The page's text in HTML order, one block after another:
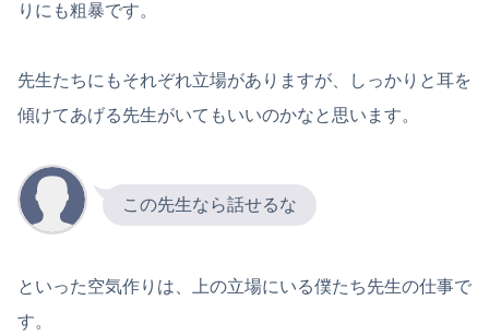
りにも粗暴です。
先生たちにもそれぞれ立場がありますが、しっかりと耳を
傾けてあげる先生がいてもいいのかなと思います。
この先生なら話せるな
といった空気作りは、上の立場にいる僕たち先生の仕事で
す。